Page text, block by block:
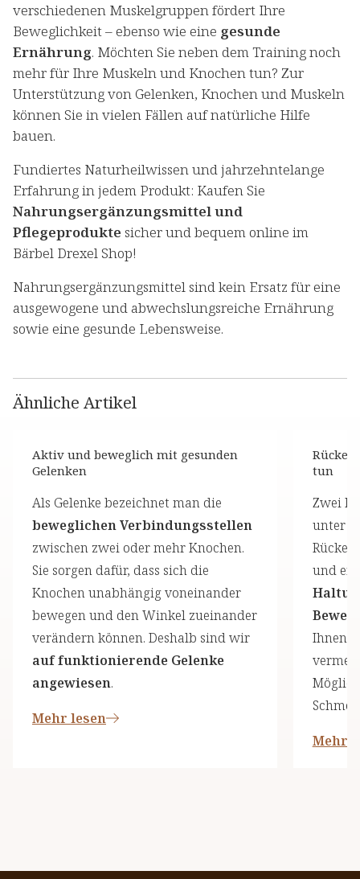
verschiedenen Muskelgruppen fördert Ihre
Beweglichkeit – ebenso wie eine gesunde
Ernährung. Möchten Sie neben dem Training noch
mehr für Ihre Muskeln und Knochen tun? Zur
Unterstützung von Gelenken, Knochen und Muskeln
können Sie in vielen Fällen auf natürliche Hilfe
bauen.
Fundiertes Naturheilwissen und jahrzehntelange
Erfahrung in jedem Produkt: Kaufen Sie
Nahrungsergänzungsmittel und
Pflegeprodukte sicher und bequem online im
Bärbel Drexel Shop!
Nahrungsergänzungsmittel sind kein Ersatz für eine
ausgewogene und abwechslungsreiche Ernährung
sowie eine gesunde Lebensweise.
Ähnliche Artikel
Aktiv und beweglich mit gesunden
Gelenken
Als Gelenke bezeichnet man die
beweglichen Verbindungsstellen
zwischen zwei oder mehr Knochen.
Sie sorgen dafür, dass sich die
Knochen unabhängig voneinander
bewegen und den Winkel zueinander
verändern können. Deshalb sind wir
auf funktionierende Gelenke
angewiesen.
Mehr lesen
tun
Zwei
unter
und
Ihnen,
Mehr